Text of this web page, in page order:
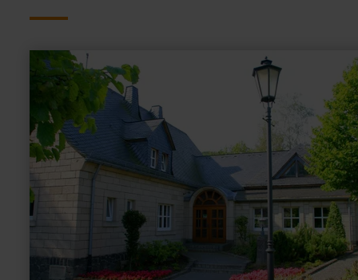
savoir
Dorfgemeinschaftshaus
Volkesfeld